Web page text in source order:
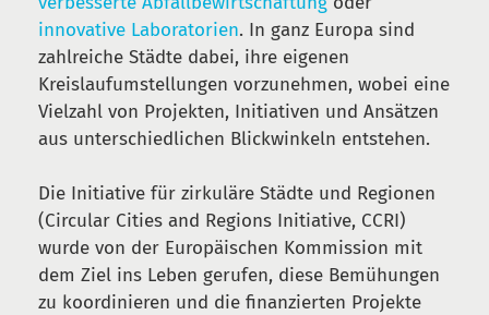
innovative Laboratorien. In ganz Europa sind
zahlreiche Städte dabei, ihre eigenen
Kreislaufumstellungen vorzunehmen, wobei eine
Vielzahl von Projekten, Initiativen und Ansätzen
aus unterschiedlichen Blickwinkeln entstehen.
Die Initiative für zirkuläre Städte und Regionen
(Circular Cities and Regions Initiative, CCRI)
wurde von der Europäischen Kommission mit
dem Ziel ins Leben gerufen, diese Bemühungen
zu koordinieren und die finanzierten Projekte